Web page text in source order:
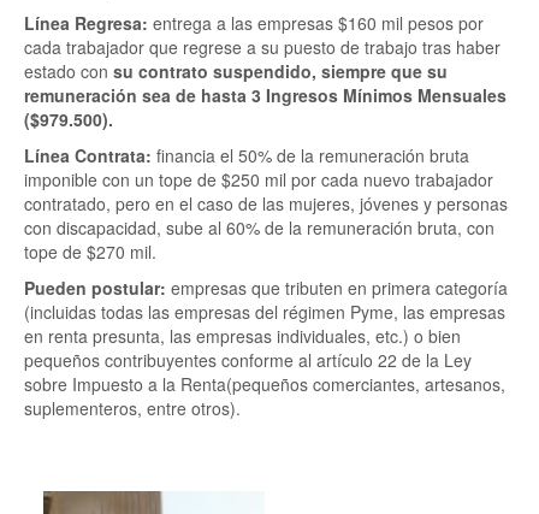
Línea Regresa: entrega a las empresas $160 mil pesos por
cada trabajador que regrese a su puesto de trabajo tras haber
estado con su contrato suspendido, siempre que su
remuneración sea de hasta 3 Ingresos Mínimos Mensuales
($979.500).
Línea Contrata: financia el 50% de la remuneración bruta
imponible con un tope de $250 mil por cada nuevo trabajador
contratado, pero en el caso de las mujeres, jóvenes y personas
con discapacidad, sube al 60% de la remuneración bruta, con
tope de $270 mil.
Pueden postular: empresas que tributen en primera categoría
(incluidas todas las empresas del régimen Pyme, las empresas
en renta presunta, las empresas individuales, etc.) o bien
pequeños contribuyentes conforme al artículo 22 de la Ley
sobre Impuesto a la Renta(pequeños comerciantes, artesanos,
suplementeros, entre otros).